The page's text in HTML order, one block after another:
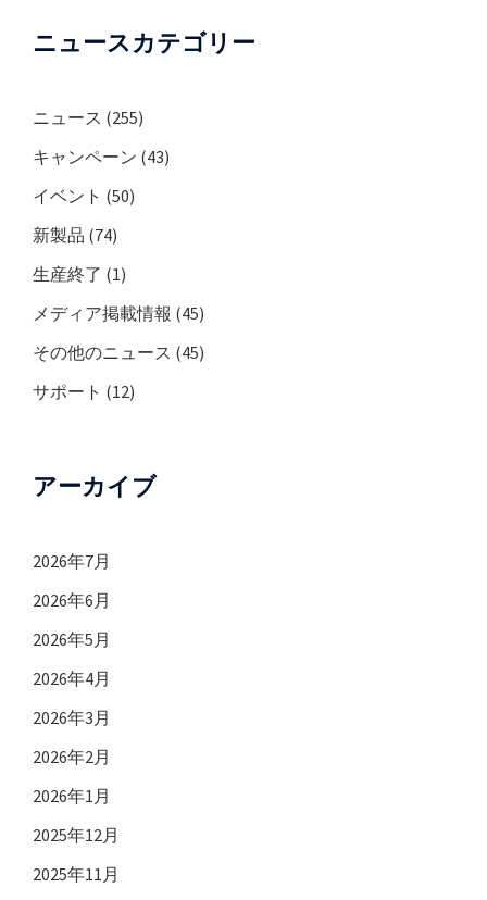
ニュースカテゴリー
ニュース (255)
キャンペーン (43)
イベント (50)
新製品 (74)
生産終了 (1)
メディア掲載情報 (45)
その他のニュース (45)
サポート (12)
アーカイブ
2026年7月
2026年6月
2026年5月
2026年4月
2026年3月
2026年2月
2026年1月
2025年12月
2025年11月